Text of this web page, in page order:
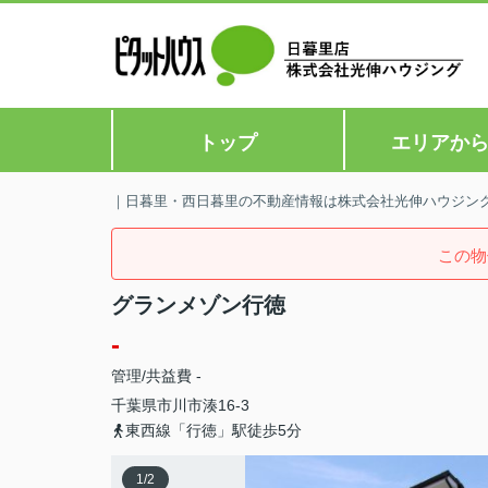
トップ エリアか
｜日暮里・西日暮里の不動産情報は株式会社光伸ハウジン
この
グランメゾン行徳
-
管理/共益費 -
千葉県市川市湊16-3
東西線「行徳」駅徒歩5分
1/2